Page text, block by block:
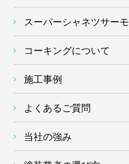
スーパーシャネツサーモ
コーキングについて
施工事例
よくあるご質問
当社の強み